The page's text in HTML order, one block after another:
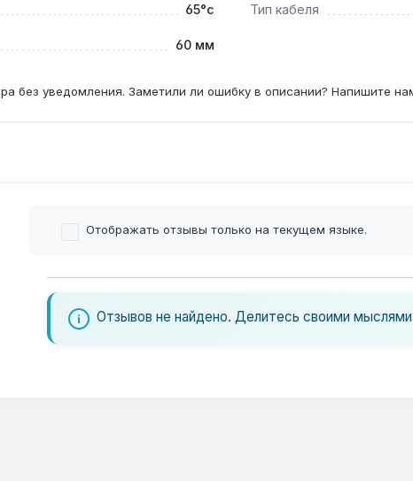
65°с Тип кабеля
60 мм
без уведомления. Заметили ли ошибку в описании? Напишите
Отображать отзывы только на текущем языке.
Отзывов не найдено. Делитесь своими